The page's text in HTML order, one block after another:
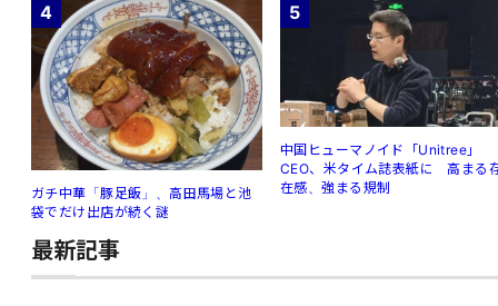
4
ガチ中華「豚足飯」、高田馬場と池
袋でだけ出店が続く謎
5
中国ヒューマノイド「Unitree」
CEO、米タイム誌表紙に 高まる
在感、強まる規制
最新記事